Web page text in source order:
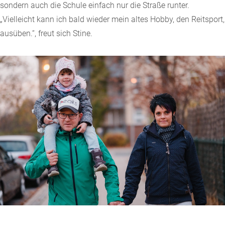
sondern auch die Schule einfach nur die Straße runter.
„Vielleicht kann ich bald wieder mein altes Hobby, den Reitsport,
ausüben.“, freut sich Stine.